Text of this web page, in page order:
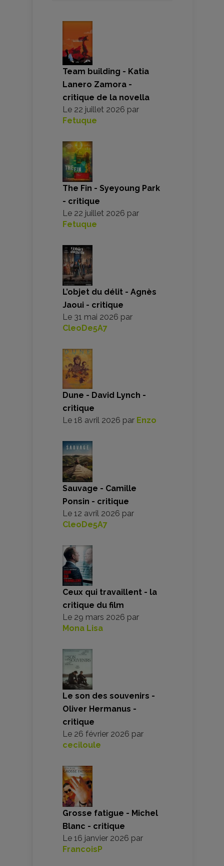
Team building - Katia
Lanero Zamora -
critique de la novella
Le 22 juillet 2026 par
Fetuque
The Fin - Syeyoung Park
- critique
Le 22 juillet 2026 par
Fetuque
L’objet du délit - Agnès
Jaoui - critique
Le 31 mai 2026 par
CleoDe5A7
Dune - David Lynch -
critique
Le 18 avril 2026 par Enzo
Sauvage - Camille
Ponsin - critique
Le 12 avril 2026 par
CleoDe5A7
Ceux qui travaillent - la
critique du film
Le 29 mars 2026 par
Mona Lisa
Le son des souvenirs -
Oliver Hermanus -
critique
Le 26 février 2026 par
ceciloule
Grosse fatigue - Michel
Blanc - critique
Le 16 janvier 2026 par
FrancoisP